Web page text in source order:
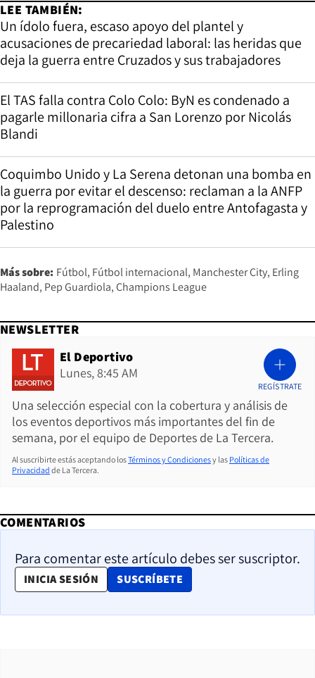
LEE TAMBIÉN:
Un ídolo fuera, escaso apoyo del plantel y
acusaciones de precariedad laboral: las heridas que
deja la guerra entre Cruzados y sus trabajadores
El TAS falla contra Colo Colo: ByN es condenado a
pagarle millonaria cifra a San Lorenzo por Nicolás
Blandi
Coquimbo Unido y La Serena detonan una bomba en
la guerra por evitar el descenso: reclaman a la ANFP
por la reprogramación del duelo entre Antofagasta y
Palestino
Más sobre: Fútbol Fútbol internacional Manchester City Erling
Haaland Pep Guardiola Champions League
NEWSLETTER
El Deportivo
Lunes, 8:45 AM
Una selección especial con la cobertura y análisis de
los eventos deportivos más importantes del fin de
semana, por el equipo de Deportes de La Tercera.
REGÍSTRATE
Al suscribirte estás aceptando losTérminos y Condicionesy las Políticas de
Privacidad de La Tercera.
COMENTARIOS
Para comentar este artículo debes ser suscriptor.
INICIA SESIÓN SUSCRÍBETE
OPENS IN NEW WINDOW